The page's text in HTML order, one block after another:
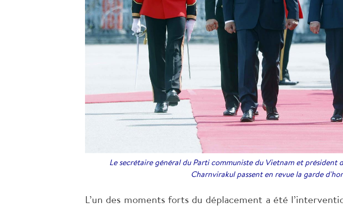
Le secrétaire général du Parti communiste du Vietnam et
Charnvirakul passent en revue la garde
L’un des moments forts du déplacement a été